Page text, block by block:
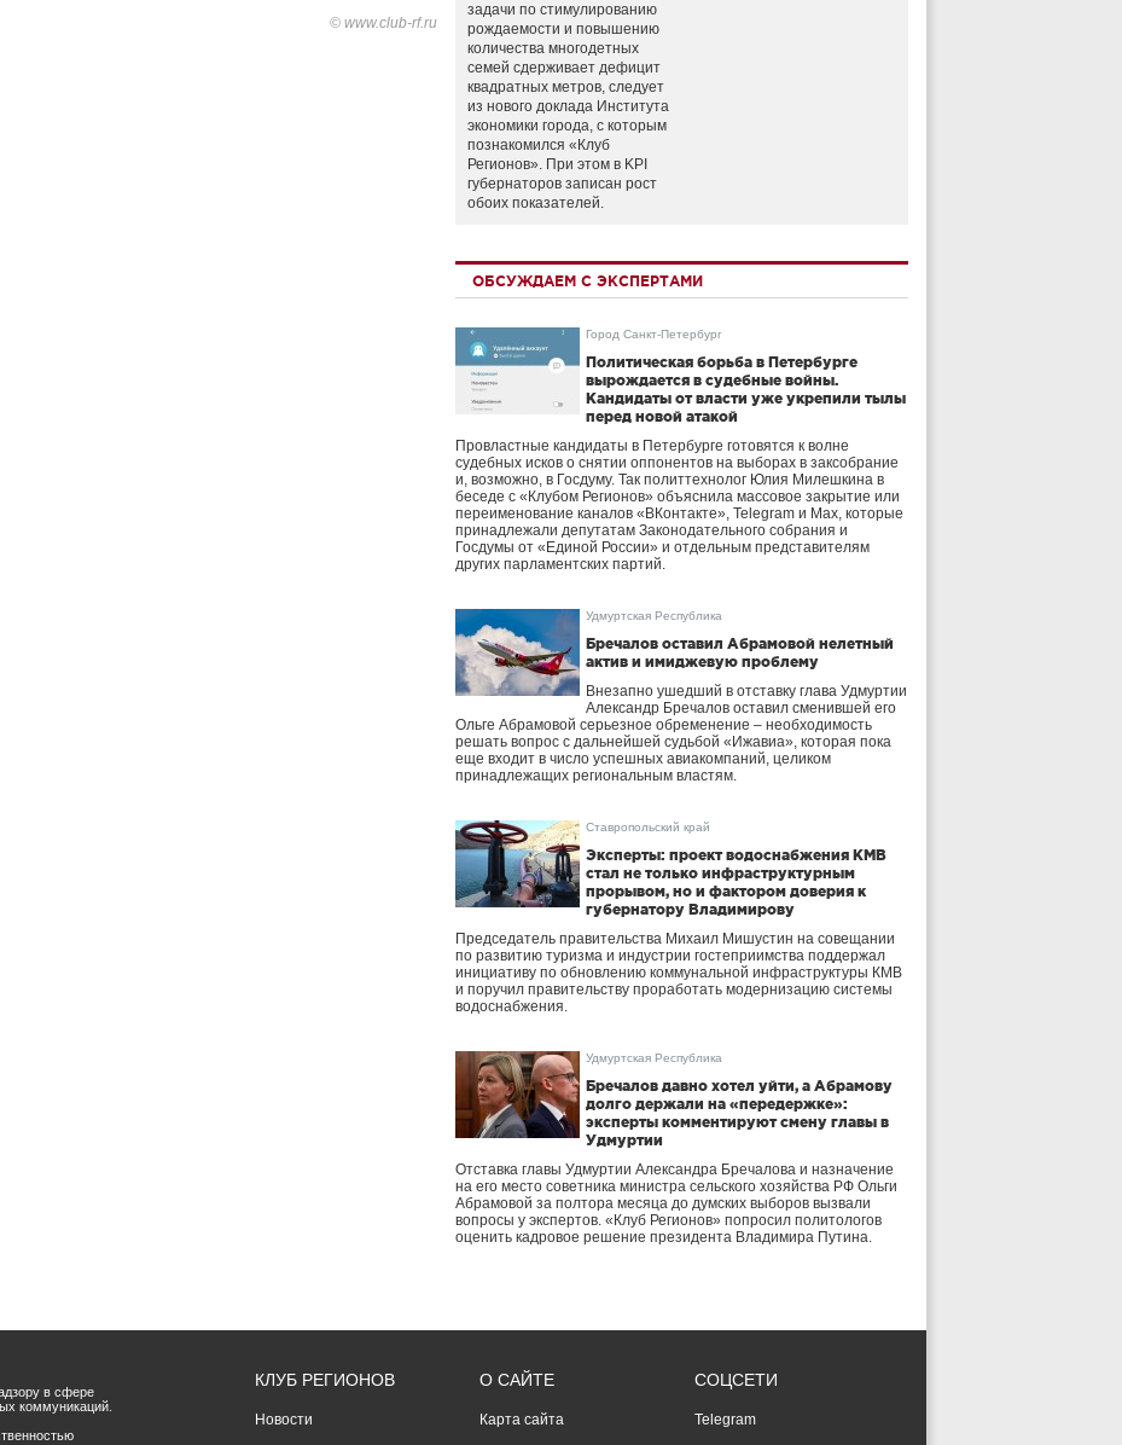
© www.club-rf.ru
задачи по стимулированию
рождаемости и повышению
количества многодетных
семей сдерживает дефицит
квадратных метров, следует
из нового доклада Института
экономики города, с которым
познакомился «Клуб
Регионов». При этом в KPI
губернаторов записан рост
обоих показателей.
ОБСУЖДАЕМ С ЭКСПЕРТАМИ
Город Санкт-Петербург
Политическая борьба в Петербурге
вырождается в судебные войны.
Кандидаты от власти уже укрепили тылы
перед новой атакой
Провластные кандидаты в Петербурге готовятся к волне
судебных исков о снятии оппонентов на выборах в заксобрание
и, возможно, в Госдуму. Так политтехнолог Юлия Милешкина в
беседе с «Клубом Регионов» объяснила массовое закрытие или
переименование каналов «ВКонтакте», Telegram и Max, которые
принадлежали депутатам Законодательного собрания и
Госдумы от «Единой России» и отдельным представителям
других парламентских партий.
Удмуртская Республика
Бречалов оставил Абрамовой нелетный
актив и имиджевую проблему
Внезапно ушедший в отставку глава Удмуртии
Александр Бречалов оставил сменившей его
Ольге Абрамовой серьезное обременение – необходимость
решать вопрос с дальнейшей судьбой «Ижавиа», которая пока
еще входит в число успешных авиакомпаний, целиком
принадлежащих региональным властям.
Ставропольский край
Эксперты: проект водоснабжения КМВ
стал не только инфраструктурным
прорывом, но и фактором доверия к
губернатору Владимирову
Председатель правительства Михаил Мишустин на совещании
по развитию туризма и индустрии гостеприимства поддержал
инициативу по обновлению коммунальной инфраструктуры КМВ
и поручил правительству проработать модернизацию системы
водоснабжения.
Удмуртская Республика
Бречалов давно хотел уйти, а Абрамову
долго держали на «передержке»:
эксперты комментируют смену главы в
Удмуртии
Отставка главы Удмуртии Александра Бречалова и назначение
на его место советника министра сельского хозяйства РФ Ольги
Абрамовой за полтора месяца до думских выборов вызвали
вопросы у экспертов. «Клуб Регионов» попросил политологов
оценить кадровое решение президента Владимира Путина.
в сфере
коммуникаций.
КЛУБ РЕГИОНОВ
Новости
О САЙТЕ
Карта сайта
СОЦСЕТИ
Telegram